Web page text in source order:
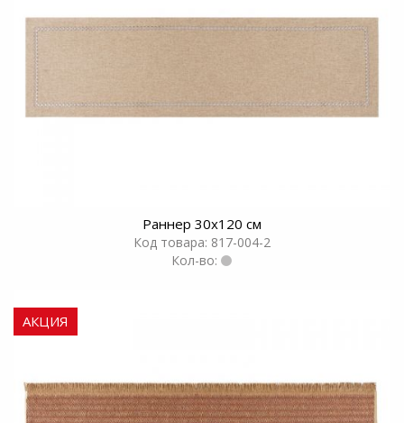
Раннер 30х120 см
Код товара: 817-004-2
Кол-во:
АКЦИЯ